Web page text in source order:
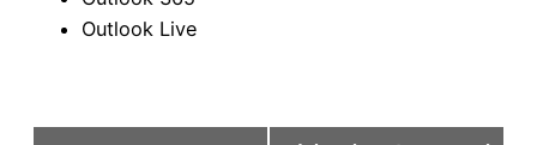
Outlook Live